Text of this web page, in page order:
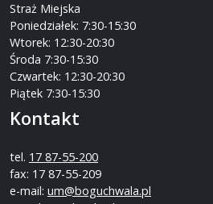
Straż Miejska
Poniedziałek: 7:30-15:30
Wtorek: 12:30-20:30
Środa 7:30-15:30
Czwartek: 12:30-20:30
Piątek 7:30-15:30
Kontakt
tel. 17 87-55-200
fax: 17 87-55-209
e-mail: um@boguchwala.pl